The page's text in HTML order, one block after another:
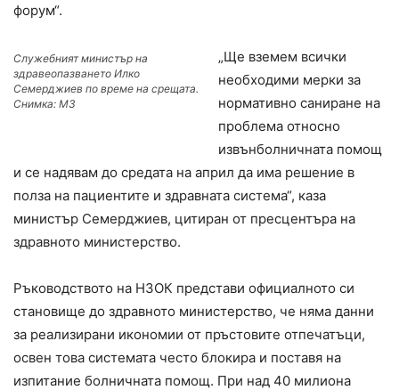
форум“.
Служебният министър на
здравеопазването Илко
Семерджиев по време на срещата.
Снимка: МЗ
„Ще вземем всички
необходими мерки за
нормативно саниране на
проблема относно
извънболничната помощ
и се надявам до средата на април да има решение в
полза на пациентите и здравната система“, каза
министър Семерджиев, цитиран от пресцентъра на
здравното министерство.
Ръководството на НЗОК представи официалното си
становище до здравното министерство, че няма данни
за реализирани икономии от пръстовите отпечатъци,
освен това системата често блокира и поставя на
изпитание болничната помощ. При над 40 милиона